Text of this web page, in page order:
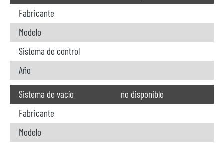
Fabricante
Modelo
Sistema de control
Año
Sistema de vacío
no disponible
Fabricante
Modelo